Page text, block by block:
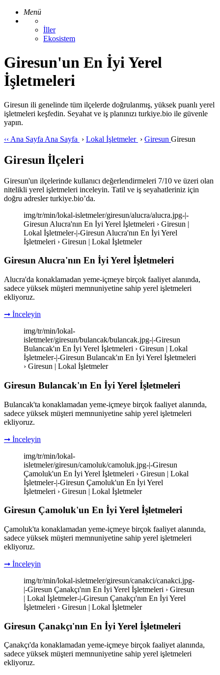
Menü
İller
Ekosistem
Giresun'un En İyi Yerel
İşletmeleri
Giresun ili genelinde tüm ilçelerde doğrulanmış, yüksek puanlı yerel
işletmeleri keşfedin. Seyahat ve iş planınızı turkiye.bio ile güvenle
yapın.
‹‹ Ana Sayfa Ana Sayfa › Lokal İşletmeler › Giresun Giresun
Giresun İlçeleri
Giresun'un ilçelerinde kullanıcı değerlendirmeleri 7/10 ve üzeri olan
nitelikli yerel işletmeleri inceleyin. Tatil ve iş seyahatleriniz için
doğru adresler turkiye.bio’da.
img/tr/min/lokal-isletmeler/giresun/alucra/alucra.jpg-|-
Giresun Alucra'nın En İyi Yerel İşletmeleri › Giresun |
Lokal İşletmeler-|-Giresun Alucra'nın En İyi Yerel
İşletmeleri › Giresun | Lokal İşletmeler
Giresun Alucra'nın En İyi Yerel İşletmeleri
Alucra'da konaklamadan yeme-içmeye birçok faaliyet alanında,
sadece yüksek müşteri memnuniyetine sahip yerel işletmeleri
ekliyoruz.
➞ İnceleyin
img/tr/min/lokal-
isletmeler/giresun/bulancak/bulancak.jpg-|-Giresun
Bulancak'ın En İyi Yerel İşletmeleri › Giresun | Lokal
İşletmeler-|-Giresun Bulancak'ın En İyi Yerel İşletmeleri
› Giresun | Lokal İşletmeler
Giresun Bulancak'ın En İyi Yerel İşletmeleri
Bulancak'ta konaklamadan yeme-içmeye birçok faaliyet alanında,
sadece yüksek müşteri memnuniyetine sahip yerel işletmeleri
ekliyoruz.
➞ İnceleyin
img/tr/min/lokal-
isletmeler/giresun/camoluk/camoluk.jpg-|-Giresun
Çamoluk'un En İyi Yerel İşletmeleri › Giresun | Lokal
İşletmeler-|-Giresun Çamoluk'un En İyi Yerel
İşletmeleri › Giresun | Lokal İşletmeler
Giresun Çamoluk'un En İyi Yerel İşletmeleri
Çamoluk'ta konaklamadan yeme-içmeye birçok faaliyet alanında,
sadece yüksek müşteri memnuniyetine sahip yerel işletmeleri
ekliyoruz.
➞ İnceleyin
img/tr/min/lokal-isletmeler/giresun/canakci/canakci.jpg-
|-Giresun Çanakçı'nın En İyi Yerel İşletmeleri › Giresun
| Lokal İşletmeler-|-Giresun Çanakçı'nın En İyi Yerel
İşletmeleri › Giresun | Lokal İşletmeler
Giresun Çanakçı'nın En İyi Yerel İşletmeleri
Çanakçı'da konaklamadan yeme-içmeye birçok faaliyet alanında,
sadece yüksek müşteri memnuniyetine sahip yerel işletmeleri
ekliyoruz.